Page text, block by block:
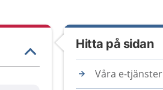
Hitta på sidan
Våra e-tjänster